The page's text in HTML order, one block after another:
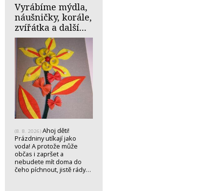
Vyrábíme mýdla,
náušničky, korále,
zvířátka a další...
(8. 8. 2026) Ahoj děti!
Prázdniny utíkají jako
voda! A protože může
občas i zapršet a
nebudete mít doma do
čeho píchnout, jistě rády…